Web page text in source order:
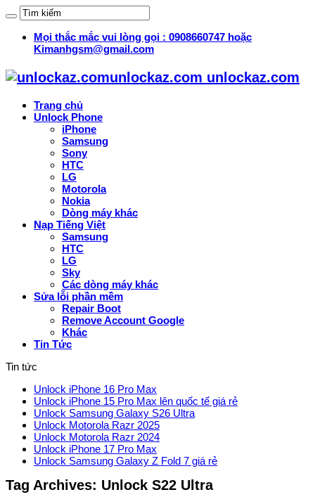
Mọi thắc mắc vui lòng gọi : 0908660747 hoặc
Kimanhgsm@gmail.com
unlockaz.com unlockaz.com
Trang chủ
Unlock Phone
iPhone
Samsung
Sony
HTC
LG
Motorola
Nokia
Dòng máy khác
Nạp Tiếng Việt
Samsung
HTC
LG
Sky
Các dòng máy khác
Sửa lỗi phần mềm
Repair Boot
Remove Account Google
Khác
Tin Tức
Tin tức
Unlock iPhone 16 Pro Max
Unlock iPhone 15 Pro Max lên quốc tế giá rẻ
Unlock Samsung Galaxy S26 Ultra
Unlock Motorola Razr 2025
Unlock Motorola Razr 2024
Unlock iPhone 17 Pro Max
Unlock Samsung Galaxy Z Fold 7 giá rẻ
Tag Archives: Unlock S22 Ultra